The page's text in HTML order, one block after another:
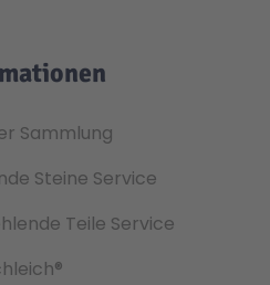
Sammlung
Steine Service
Teile Service